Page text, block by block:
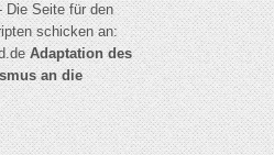
Die Seite für den
schicken an:
Adaptation des
an die